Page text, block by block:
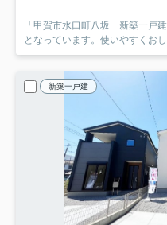
「甲賀市水口町八坂 新築一戸
となっています。使いやすくお
新築一戸建